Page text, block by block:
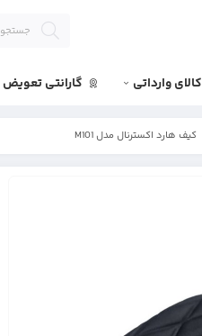
کالای وارداتی گارانتی تعویض
کیف هارد اکسترنال مدل M101